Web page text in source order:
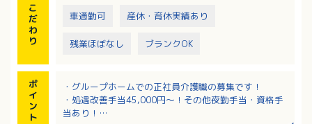
こ
だ
わ
り
車通勤可 産休・育休実績あり
残業ほぼなし ブランクOK
ポ
イ
ン
ト
・グループホームでの正社員介護職の募集です！
・処遇改善手当45,000円～！その他夜勤手当・資格手
当あり！